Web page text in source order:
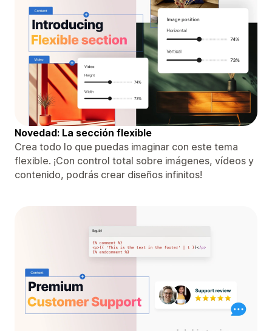
Novedad: La sección flexible
Crea todo lo que puedas imaginar con este tema
flexible. ¡Con control total sobre imágenes, vídeos y
contenido, podrás crear diseños infinitos!